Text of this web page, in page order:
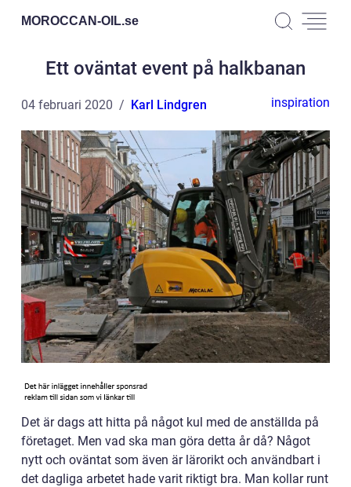
MOROCCAN-OIL.se
Ett oväntat event på halkbanan
04 februari 2020 Karl Lindgren inspiration
Det är dags att hitta på något kul med de anställda på
företaget. Men vad ska man göra detta år då? Något
nytt och oväntat som även är lärorikt och användbart i
det dagliga arbetet hade varit riktigt bra. Man kollar runt